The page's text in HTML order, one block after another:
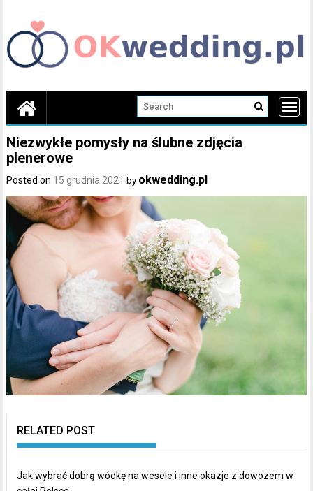
content
Niezwykłe pomysły na ślubne zdjęcia
plenerowe
Posted on 15 grudnia 2021 by okwedding.pl
RELATED POST
Jak wybrać dobrą wódkę na wesele i inne okazje z dowozem w